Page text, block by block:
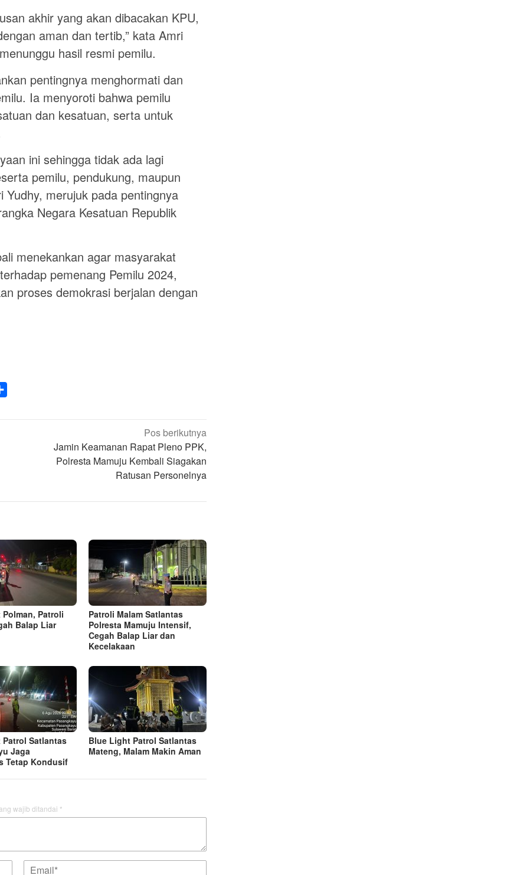
akhir yang akan dibacakan KPU,
aman dan tertib,” kata Amri
hasil resmi pemilu.
pentingnya menghormati dan
Ia menyoroti bahwa pemilu
dan kesatuan, serta untuk
ini sehingga tidak ada lagi
pemilu, pendukung, maupun
Yudhy, merujuk pada pentingnya
Negara Kesatuan Republik
menekankan agar masyarakat
pemenang Pemilu 2024,
proses demokrasi berjalan dengan
Pos berikutnya
Jamin Keamanan Rapat Pleno PPK,
Polresta Mamuju Kembali Siagakan
Ratusan Personelnya
Patroli
Balap Liar
Patroli Malam Satlantas
Polresta Mamuju Intensif,
Cegah Balap Liar dan
Kecelakaan
Satlantas
Jaga
Tetap Kondusif
Blue Light Patrol Satlantas
Mateng, Malam Makin Aman
wajib ditandai *